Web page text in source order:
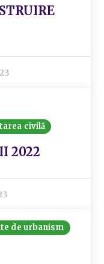
civilă
2022
de urbanism